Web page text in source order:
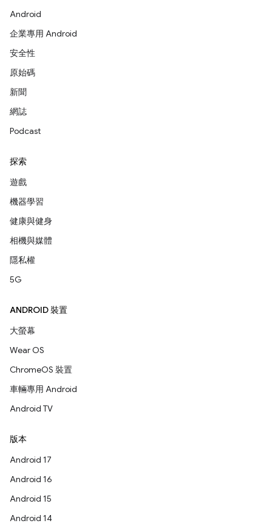
Android
企業專用 Android
安全性
原始碼
新聞
網誌
Podcast
探索
遊戲
機器學習
健康與健身
相機與媒體
隱私權
5G
ANDROID 裝置
大螢幕
Wear OS
ChromeOS 裝置
車輛專用 Android
Android TV
版本
Android 17
Android 16
Android 15
Android 14